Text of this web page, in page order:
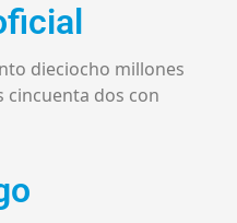
dieciocho millones
cincuenta dos con